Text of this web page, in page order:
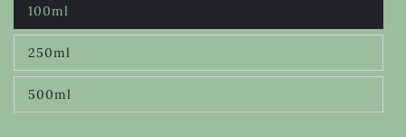
100ml
Variant
sold
or
unavailable
250ml
Variant
sold
or
unavailable
500ml
Variant
sold